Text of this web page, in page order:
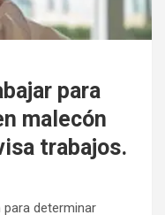
para
malecón
trabajos.
para determinar